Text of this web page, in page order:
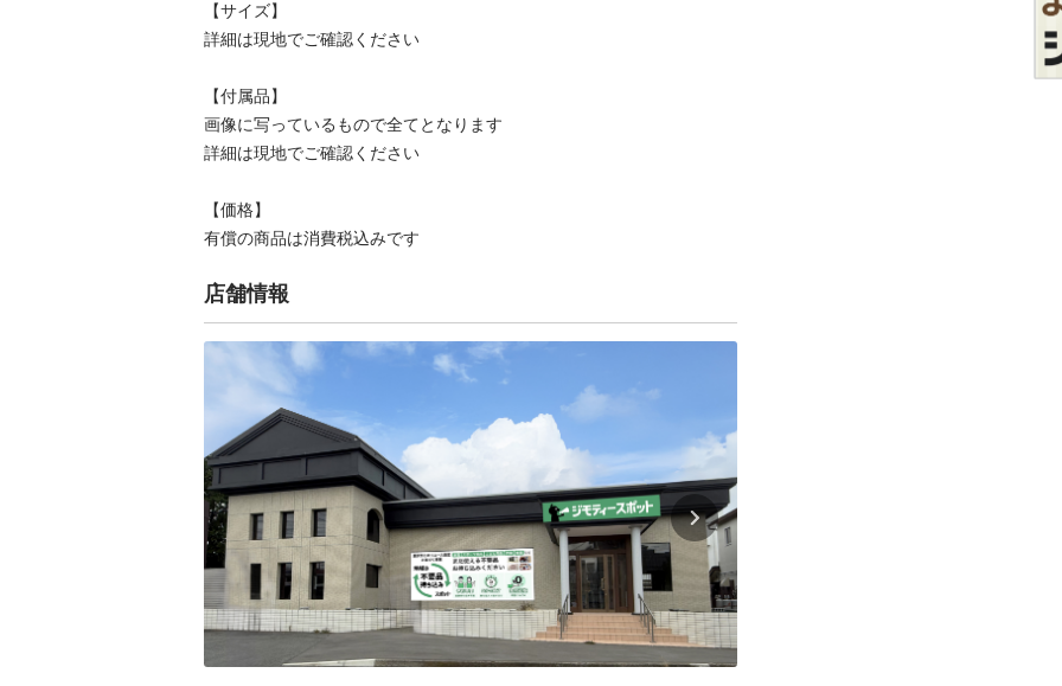
【サイズ】
詳細は現地でご確認ください
【付属品】
画像に写っているもので全てとなります
詳細は現地でご確認ください
【価格】
有償の商品は消費税込みです
店舗情報